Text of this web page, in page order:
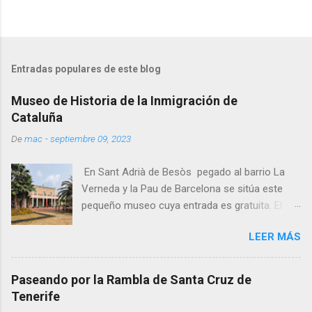
Entradas populares de este blog
Museo de Historia de la Inmigración de
Cataluña
Demac -septiembre 09, 2023
En Sant Adrià de Besòs pegado al barrio La
Verneda y la Pau de Barcelona se sitúa este
pequeño museo cuya entrada es gratuita. El
señorial del siglo XIX, de planta cuadrada a
medio camino entre una masía y una residencia
colonial. Recorriendo el perímetro de la casa
LEER MÁS
Paseando por la Rambla de Santa Cruz de
Tenerife